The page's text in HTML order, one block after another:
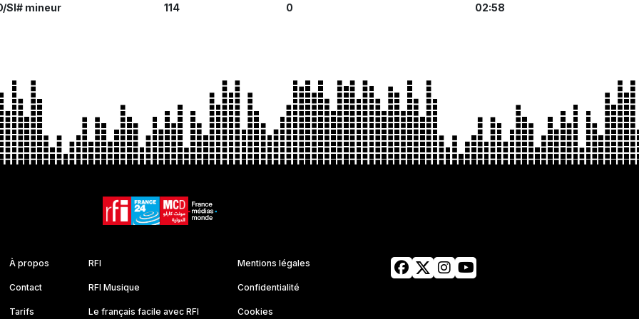
SI# mineur 114 0 02:58
À propos
Contact
Tarifs
RFI
RFI Musique
Le français facile avec RFI
Mentions légales
Confidentialité
Cookies